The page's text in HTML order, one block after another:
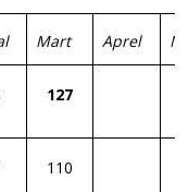
Mart Aprel
127
110